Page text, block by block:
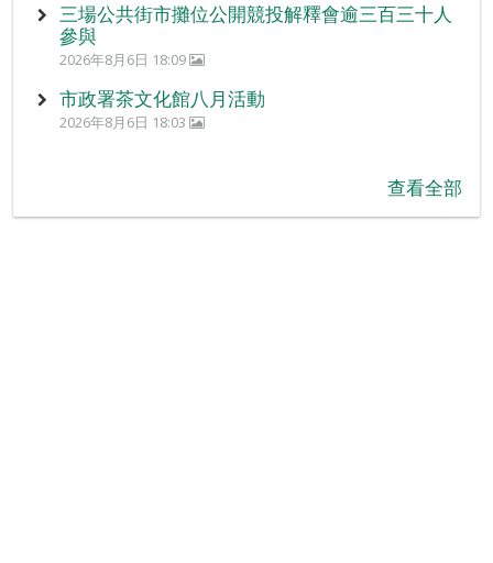
三場公共街市攤位公開競投解釋會逾三百三十人
參與
2026年8月6日 18:09
市政署茶文化館八月活動
2026年8月6日 18:03
查看全部